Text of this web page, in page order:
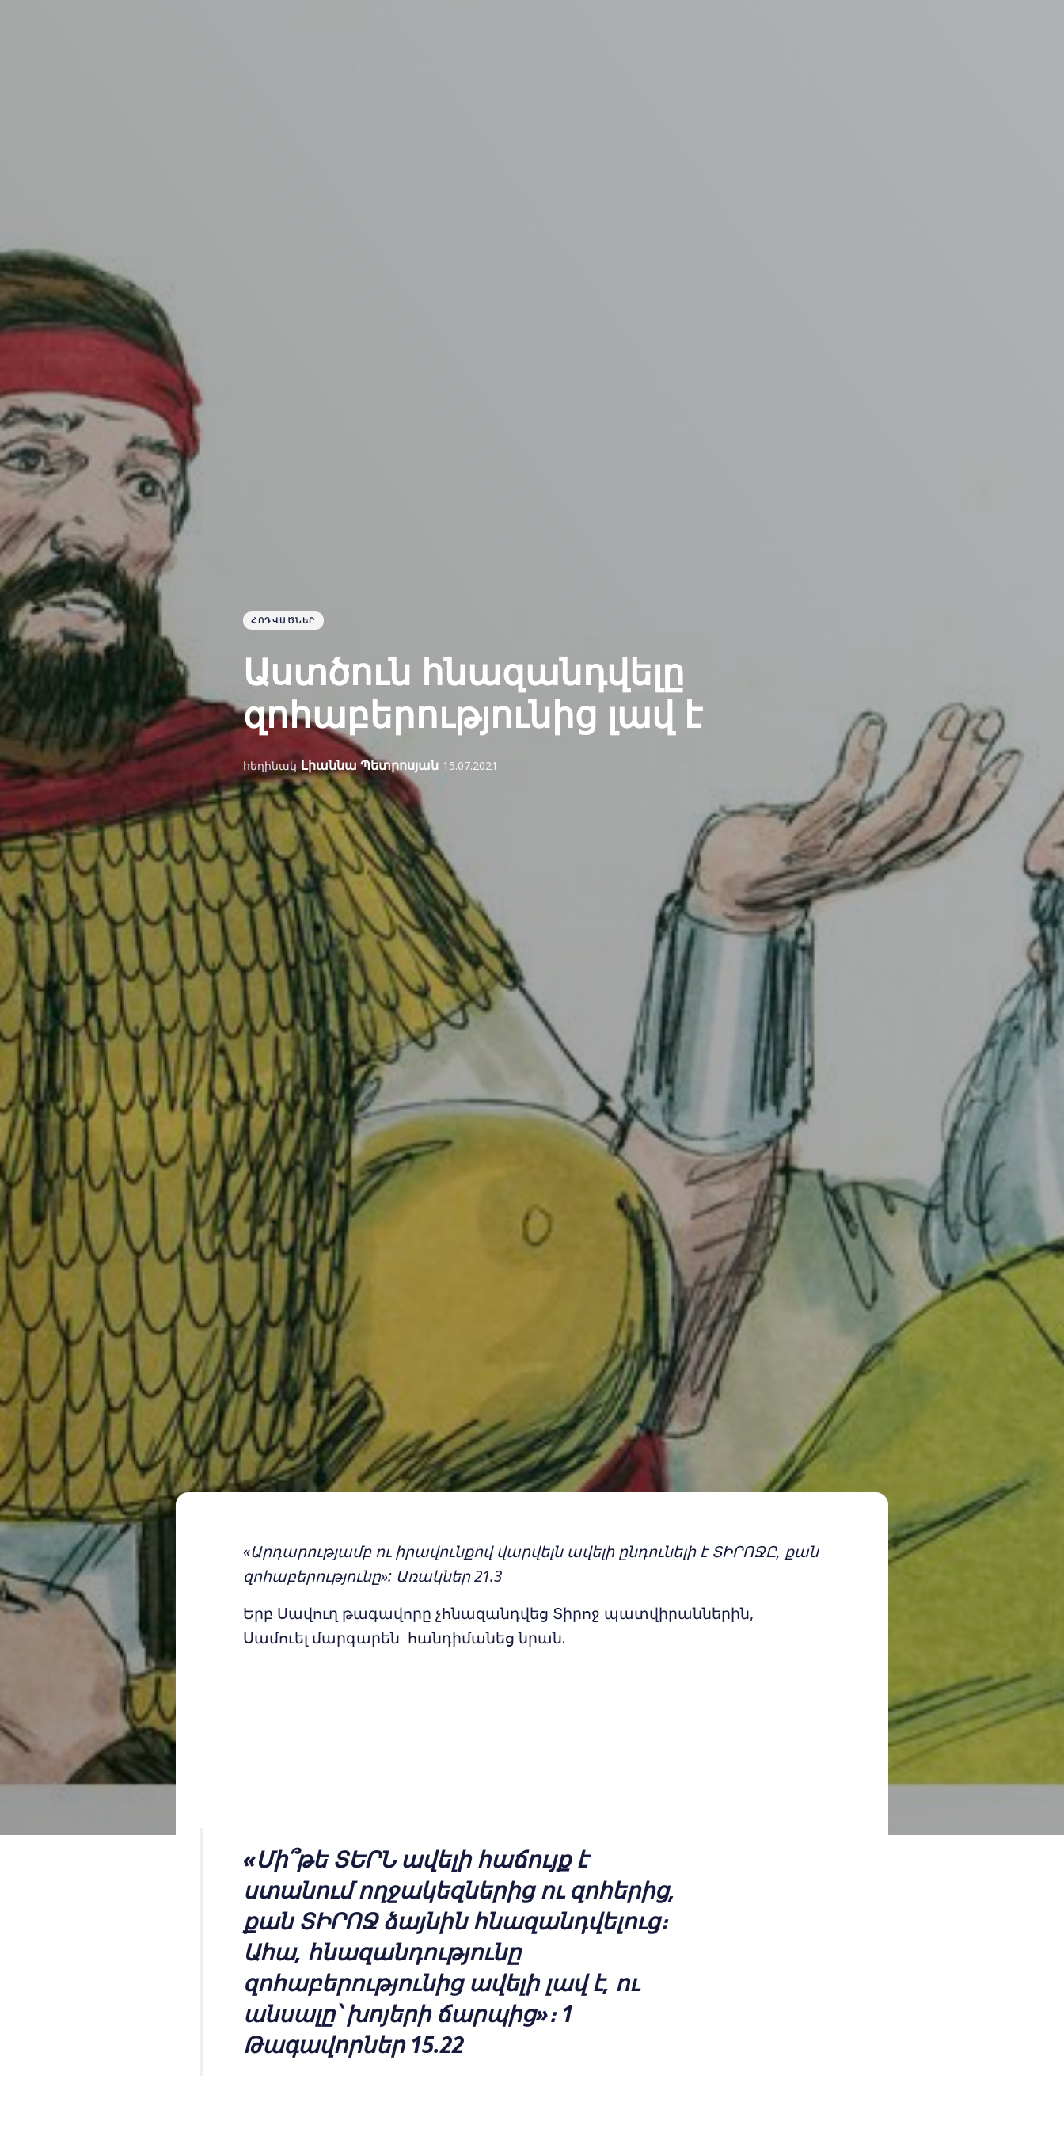
ՀՈԴՎԱԾՆԵՐ
Աստծուն հնազանդվելը
զոհաբերությունից լավ է
հեղինակ Լիաննա Պետրոսյան 15.07.2021
«Արդարությամբ ու իրավունքով վարվելն ավելի ընդունելի է ՏԻՐՈՋԸ, քան
զոհաբերությունը»: Առակներ 21.3
Երբ Սավուղ թագավորը չհնազանդվեց Տիրոջ պատվիրաններին,
Սամուել մարգարեն հանդիմանեց նրան.
«Մի՞թե ՏԵՐՆ ավելի հաճույք է
ստանում ողջակեզներից ու զոհերից,
քան ՏԻՐՈՋ ձայնին հնազանդվելուց։
Ահա, հնազանդությունը
զոհաբերությունից ավելի լավ է, ու
անսալը՝ խոյերի ճարպից»։ 1
Թագավորներ 15.22